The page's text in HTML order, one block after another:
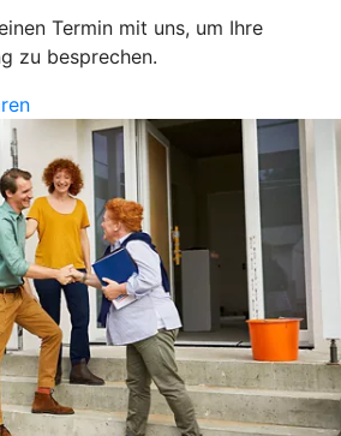
Termin mit uns, um Ihre
zu besprechen.